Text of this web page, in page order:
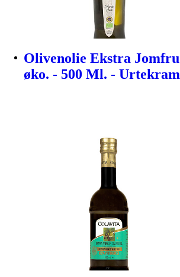
Olivenolie Ekstra Jomfru
øko. - 500 Ml. - Urtekram